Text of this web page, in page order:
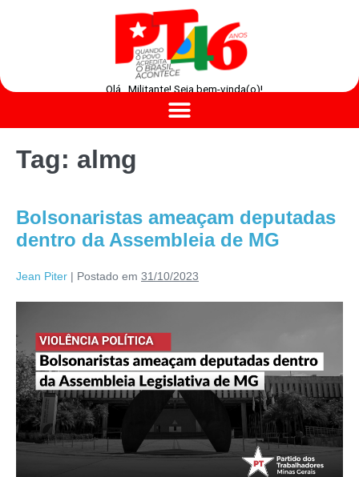
Olá , Militante! Seja bem-vinda(o)!
Tag: almg
Bolsonaristas ameaçam deputadas
dentro da Assembleia de MG
Jean Piter | Postado em 31/10/2023